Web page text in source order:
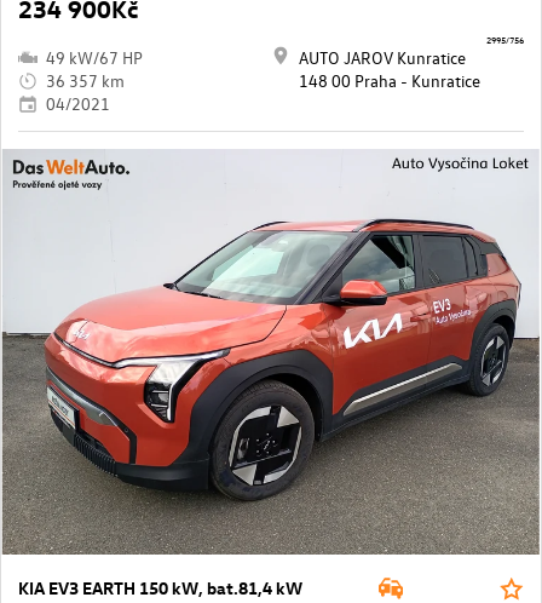
234 900Kč
49 kW/67 HP
36 357 km
04/2021
AUTO JAROV Kunratice
148 00 Praha - Kunratice
2995/756
KIA EV3 EARTH 150 kW, bat.81,4 kW